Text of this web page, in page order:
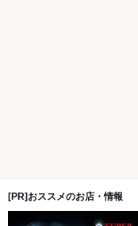
[PR]おススメのお店・情報